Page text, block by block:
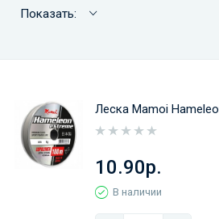
Показать:
Леска Mamoi
10.90р.
В наличии